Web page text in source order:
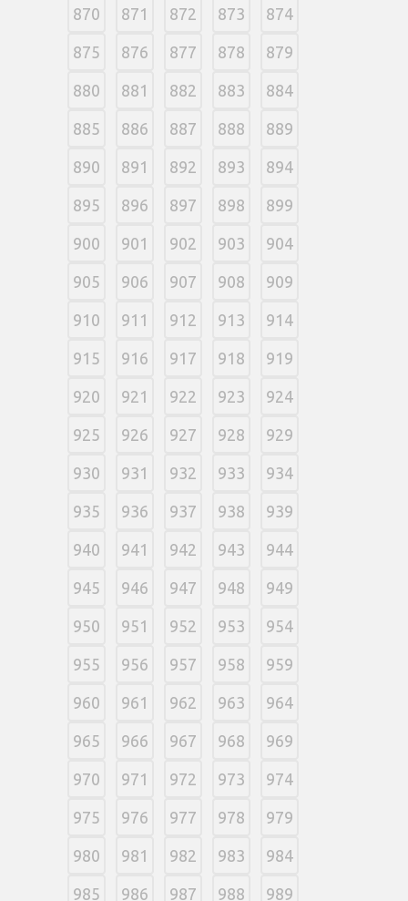
870 871 872 873 874
875 876 877 878 879
880 881 882 883 884
885 886 887 888 889
890 891 892 893 894
895 896 897 898 899
900 901 902 903 904
905 906 907 908 909
910 911 912 913 914
915 916 917 918 919
920 921 922 923 924
925 926 927 928 929
930 931 932 933 934
935 936 937 938 939
940 941 942 943 944
945 946 947 948 949
950 951 952 953 954
955 956 957 958 959
960 961 962 963 964
965 966 967 968 969
970 971 972 973 974
975 976 977 978 979
980 981 982 983 984
985 986 987 988 989